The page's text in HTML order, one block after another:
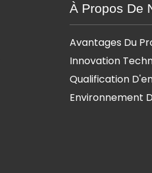
À Propos De
Avantages Du
Innovation
Qualification
Environnement